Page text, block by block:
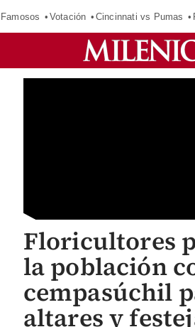
Votación Cincinnati vs Pumas
Floricultores
la población
cempasúchil
altares y